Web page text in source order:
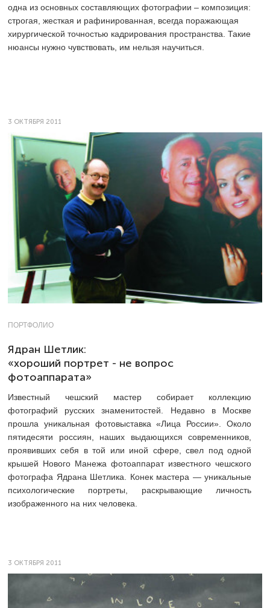
одна из основных составляющих фотографии – композиция:
строгая, жесткая и рафинированная, всегда поражающая
хирургической точностью кадрирования пространства. Такие
нюансы нужно чувствовать, им нельзя научиться.
3 ОКТЯБРЯ 2011
ПОРТФОЛИО
Ядран Шетлик:
«хороший портрет - не вопрос
фотоаппарата»
Известный чешский мастер собирает коллекцию
фотографий русских знаменитостей. Недавно в Москве
прошла уникальная фотовыставка «Лица России». Около
пятидесяти россиян, наших выдающихся современников,
проявивших себя в той или иной сфере, свел под одной
крышей Нового Манежа фотоаппарат известного чешского
фотографа Ядрана Шетлика. Конек мастера — уникальные
психологические портреты, раскрывающие личность
изображенного на них человека.
3 ОКТЯБРЯ 2011